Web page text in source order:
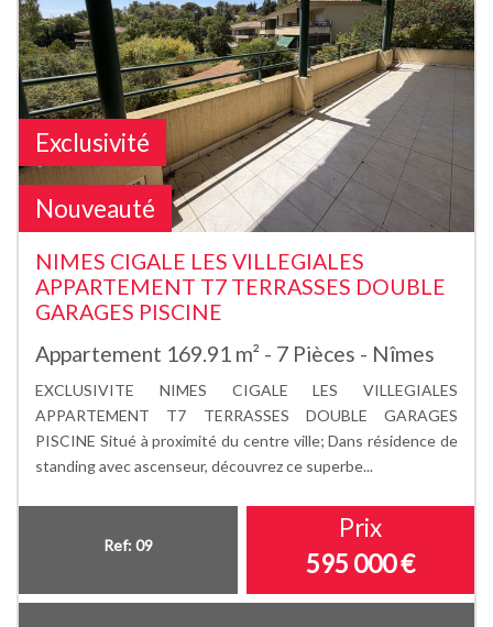
Exclusivité
Nouveauté
NIMES CIGALE LES VILLEGIALES
APPARTEMENT T7 TERRASSES DOUBLE
GARAGES PISCINE
Appartement 169.91 m² - 7 Pièces - Nîmes
EXCLUSIVITE NIMES CIGALE LES VILLEGIALES
APPARTEMENT T7 TERRASSES DOUBLE GARAGES
PISCINE Situé à proximité du centre ville; Dans résidence de
standing avec ascenseur, découvrez ce superbe...
Ref: 09
Prix
595 000€